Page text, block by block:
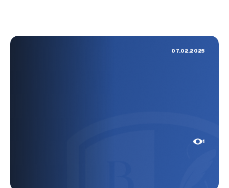
07.02.2025
1